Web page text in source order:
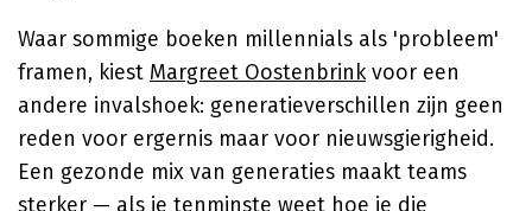
Waar sommige boeken millennials als 'probleem'
framen, kiest Margreet Oostenbrinkvoor een
andere invalshoek: generatieverschillen zijn geen
reden voor ergernis maar voor nieuwsgierigheid.
Een gezonde mix van generaties maakt teams
sterker — als je tenminste weet hoe je die